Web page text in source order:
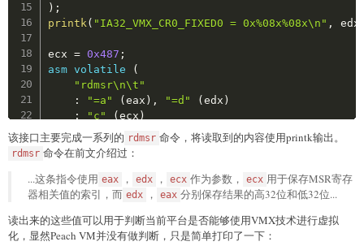
) ;
printk ( "IA32_VMX_CR0_FIXED0 = 0x%08x%08x\n" , edx
ecx = 0x487 ;
asm volatile
(
"rdmsr\n\t"
:
"=a" (eax ) , "=d" (edx )
:
"c" (ecx )
);
printk ("IA32_VMX_CR0_FIXED1 = 0x%08x%08x\n", edx
ecx = 0x488
asm volatile (
: "=a" (eax), "=d" (edx)
: "c" (ecx)
该接口主要完成一系列的 rdmsr 命令，将读取到的内容使用printk输出。
rdmsr 命令在前文介绍过：
...这条指令使用 eax ， edx ， ecx 作为参数， ecx 用于保存MSR寄存
器相关值的索引，而 edx ， eax 分别保存结果的高32位和低32位...
读出来的这些值可以用于判断当前平台是否能够使用VMX技术进行虚拟
化，显然Peach VM并没有做判断，只是简单打印了一下：